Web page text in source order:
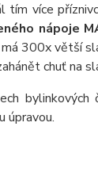
více
nápoje
má 300x větší
chuť na
úpravou.